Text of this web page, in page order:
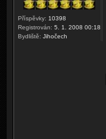
Příspěvky: 10398
Registrován: 5. 1. 2008 00:18
Bydliště: Jihočech